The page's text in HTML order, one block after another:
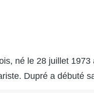
né le 28 juillet
Dupré a débuté